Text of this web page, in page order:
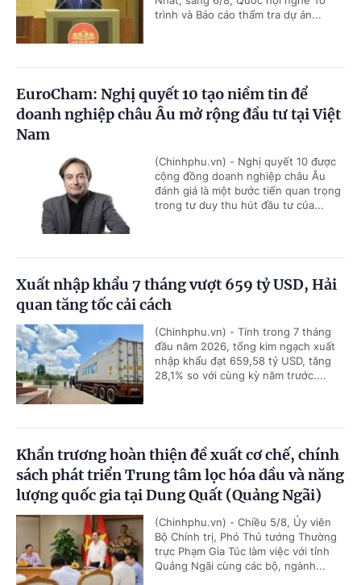
trình và Báo cáo thẩm tra dự án...
EuroCham: Nghị quyết 10 tạo niềm tin để
doanh nghiệp châu Âu mở rộng đầu tư tại Việt
Nam
(Chinhphu.vn) - Nghị quyết 10 được
cộng đồng doanh nghiệp châu Âu
đánh giá là một bước tiến quan trọng
trong tư duy thu hút đầu tư của...
Xuất nhập khẩu 7 tháng vượt 659 tỷ USD, Hải
quan tăng tốc cải cách
(Chinhphu.vn) - Tính trong 7 tháng
đầu năm 2026, tổng kim ngạch xuất
nhập khẩu đạt 659,58 tỷ USD, tăng
28,1% so với cùng kỳ năm trước....
Khẩn trương hoàn thiện đề xuất cơ chế, chính
sách phát triển Trung tâm lọc hóa dầu và năng
lượng quốc gia tại Dung Quất (Quảng Ngãi)
(Chinhphu.vn) - Chiều 5/8, Ủy viên
Bộ Chính trị, Phó Thủ tướng Thường
trực Phạm Gia Túc làm việc với tỉnh
Quảng Ngãi cùng các bộ, ngành...